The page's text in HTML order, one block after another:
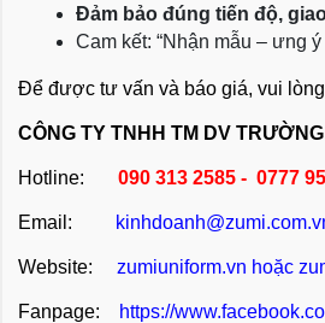
Đảm bảo đúng tiến độ,
Cam kết: “Nhận mẫu – ưng
Để được tư vấn và báo giá, vui
CÔNG TY TNHH TM DV
Hotline: 090 313 2585 - 0777
Email:
Website: zumiuniform.vn hoặc
Fanpage: https://